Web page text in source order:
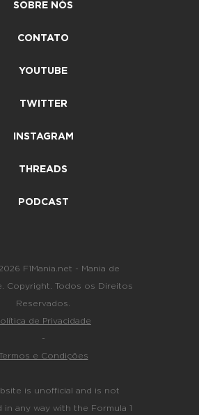
SOBRE NÓS
CONTATO
YOUTUBE
TWITTER
INSTAGRAM
THREADS
PODCAST
F1Mania.net - Mania de
Copyright. Todos os Direitos
Reservados.
de Privacidade
-
e Condições
is unofficial and is not
in any way with the Formula 1